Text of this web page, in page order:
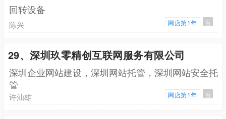
回转设备
陈兴 网店第1年 百
29、深圳玖零精创互联网服务有限公司
深圳企业网站建设，深圳网站托管，深圳网站安全托
管
许汕雄 网店第1年 百